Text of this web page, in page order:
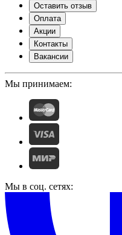
Оставить отзыв
Оплата
Акции
Контакты
Вакансии
Мы принимаем:
Мы в соц. сетях: